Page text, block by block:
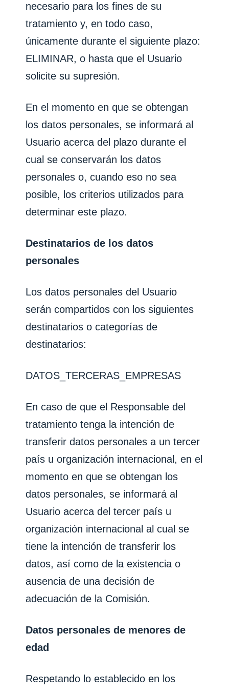
necesario para los fines de su
tratamiento y, en todo caso,
únicamente durante el siguiente plazo:
ELIMINAR, o hasta que el Usuario
solicite su supresión.
En el momento en que se obtengan
los datos personales, se informará al
Usuario acerca del plazo durante el
cual se conservarán los datos
personales o, cuando eso no sea
posible, los criterios utilizados para
determinar este plazo.
Destinatarios de los datos
personales
Los datos personales del Usuario
serán compartidos con los siguientes
destinatarios o categorías de
destinatarios:
DATOS_TERCERAS_EMPRESAS
En caso de que el Responsable del
tratamiento tenga la intención de
transferir datos personales a un tercer
país u organización internacional, en el
momento en que se obtengan los
datos personales, se informará al
Usuario acerca del tercer país u
organización internacional al cual se
tiene la intención de transferir los
datos, así como de la existencia o
ausencia de una decisión de
adecuación de la Comisión.
Datos personales de menores de
edad
Respetando lo establecido en los